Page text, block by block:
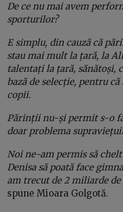
De ce nu mai avem
sporturilor?
E simplu, din cauză că
stau mai mult la țară, la
talentați la țară, sănătoși,
bază de selecție, pentru
copii.
Părinții nu-și permit s-o
doar problema
Noi ne-am permis să
Denisa să poată face
am trecut de 2 miliarde
spune Mioara Golgotă.